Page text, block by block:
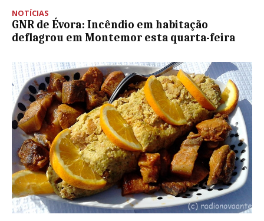
NOTÍCIAS
GNR de Évora: Incêndio em habitação
deflagrou em Montemor esta quarta-feira